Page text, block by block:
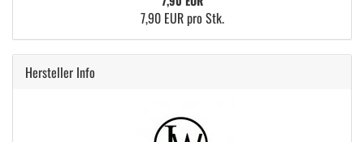
7,90 EUR pro Stk.
Hersteller Info